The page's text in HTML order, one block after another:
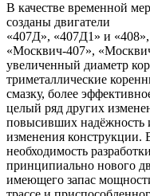
В качестве временной
созданы двигатели
«407Д», «407Д1» и
«Москвич-407»,
увеличенный диаметр
триметаллические
смазку, более
целый ряд других
повысивших надёжность
изменения
необходимость
принципиально нового
имеющего запас